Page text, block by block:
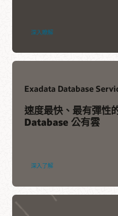
介紹 Oracle Autonomous
資訊圖表：使用 Oracle
富比士：Oracle Exadata
深入瞭解
Exadata
Exadata Database
速度最快、最有彈性
Database 公有雲
深入了解
Database